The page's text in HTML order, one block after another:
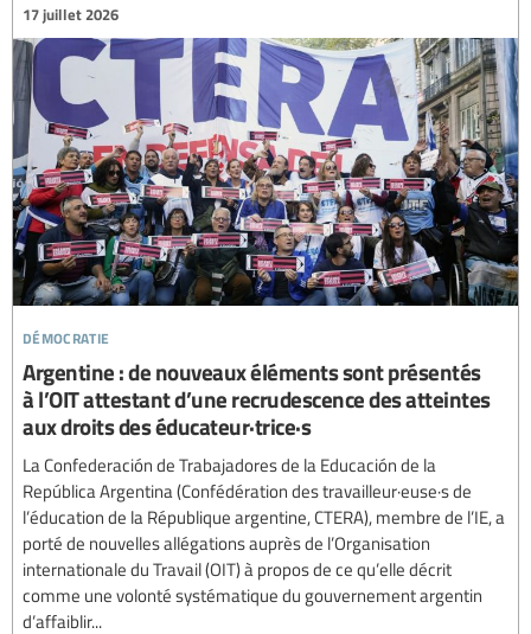
démocratie
17 juillet 2026
Argentine : de nouveaux éléments sont présentés
à l’OIT attestant d’une recrudescence des atteintes
aux droits des éducateur·trice·s
La Confederación de Trabajadores de la Educación de la
República Argentina (Confédération des travailleur·euse·s de
l’éducation de la République argentine, CTERA), membre de l’IE, a
porté de nouvelles allégations auprès de l’Organisation
internationale du Travail (OIT) à propos de ce qu’elle décrit
comme une volonté systématique du gouvernement argentin
d’affaiblir...